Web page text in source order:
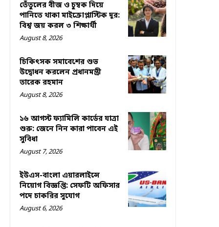
তেঁতুলের বীজ ও চুম্বক দিয়ে
পানিতে থাকা মাইক্রোপ্লাস্টিক দূর:
বিশ্ব জয় করল ৩ শিক্ষার্থী
August 8, 2026
চিকিৎসক সমাবেশের শুভ
উদ্বোধন করলেন প্রধানমন্ত্রী
তারেক রহমান
August 8, 2026
১৬ আগস্ট ফ্যামিলি কার্ডের যাত্রা
শুরু: জেনে নিন কারা পাবেন এই
সুবিধা
August 7, 2026
ইউএস-বাংলা এয়ারলাইন্সে
নিয়োগ বিজ্ঞপ্তি: সেফটি অফিসার
পদে চাকরির সুযোগ
August 6, 2026